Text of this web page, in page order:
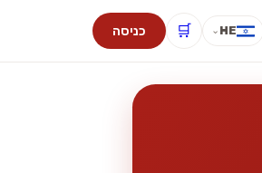
HE
⌄
🛒 כניסה